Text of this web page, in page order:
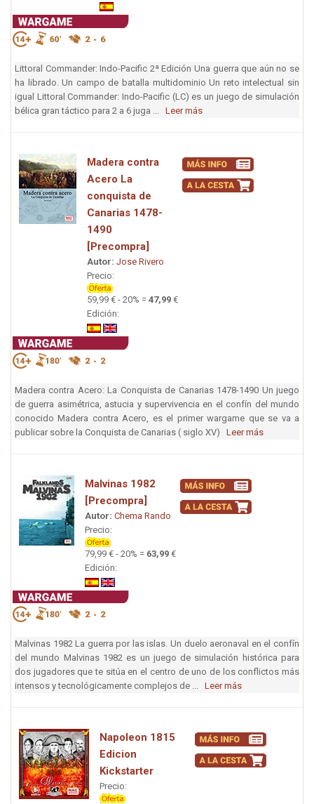
Littoral Commander: Indo-Pacific 2ª Edición Una guerra que aún no se
ha librado. Un campo de batalla multidominio Un reto intelectual sin
igual Littoral Commander: Indo-Pacific (LC) es un juego de simulación
bélica gran táctico para 2 a 6 juga ... Leer más
Madera contra
Acero La
conquista de
Canarias 1478-
1490
[Precompra]
Autor: Jose Rivero
Precio:
59,99 € - 20% = 47,99 €
Edición:
Madera contra Acero: La Conquista de Canarias 1478-1490 Un juego
de guerra asimétrica, astucia y supervivencia en el confín del mundo
conocido Madera contra Acero, es el primer wargame que se va a
publicar sobre la Conquista de Canarias ( siglo XV) Leer más
Malvinas 1982
[Precompra]
Autor: Chema Rando
Precio:
79,99 € - 20% = 63,99 €
Edición:
Malvinas 1982 La guerra por las islas. Un duelo aeronaval en el confín
del mundo Malvinas 1982 es un juego de simulación histórica para
dos jugadores que te sitúa en el centro de uno de los conflictos más
intensos y tecnológicamente complejos de ... Leer más
Napoleon 1815
Edicion
Kickstarter
Precio: